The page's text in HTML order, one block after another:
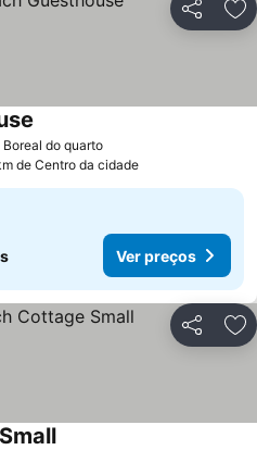
Partilhar
do quarto
de Centro da cidade
Ver preços
Partilhar